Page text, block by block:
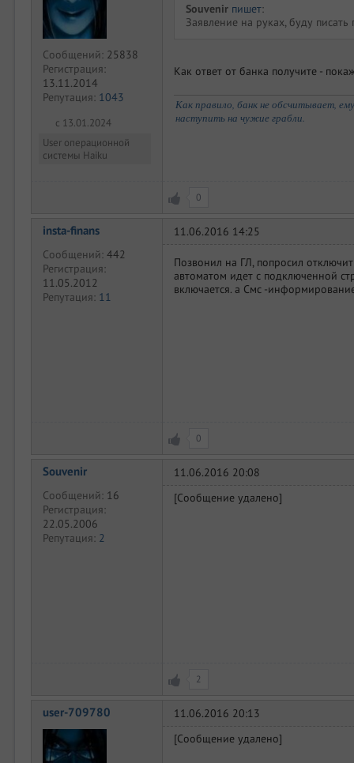
Сообщений: 25838
Регистрация:
13.11.2014
Репутация: 1043
с 13.01.2024
User операционной
системы Haiku
Souvenir пишет:
Заявление на руках, буду
Как ответ от банка получите -
Как правило, банк не обсчитывает,
наступить на чужие грабли.
0
insta-finans
Сообщений: 442
Регистрация:
11.05.2012
Репутация: 11
11.06.2016 14:25
Позвонил на ГЛ, попросил
автоматом идет с подключенной
включается. а Смс -
0
Souvenir
Сообщений: 16
Регистрация:
22.05.2006
Репутация: 2
11.06.2016 20:08
[Сообщение удалено]
2
user-709780
11.06.2016 20:13
[Сообщение удалено]